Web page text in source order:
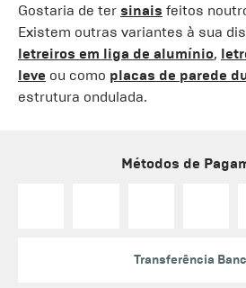
Gostaria de ter sinais feitos
Existem outras variantes à sua
letreiros em liga de alumínio,
leve ou como placas de parede
estrutura ondulada.
Métodos de
Transferência